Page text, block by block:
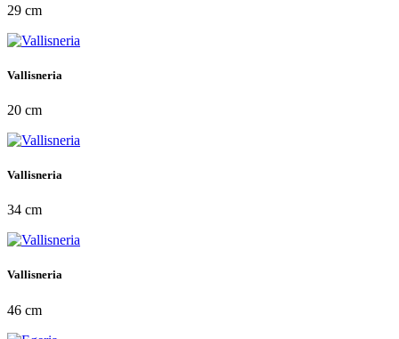
29 cm
Vallisneria
20 cm
Vallisneria
34 cm
Vallisneria
46 cm